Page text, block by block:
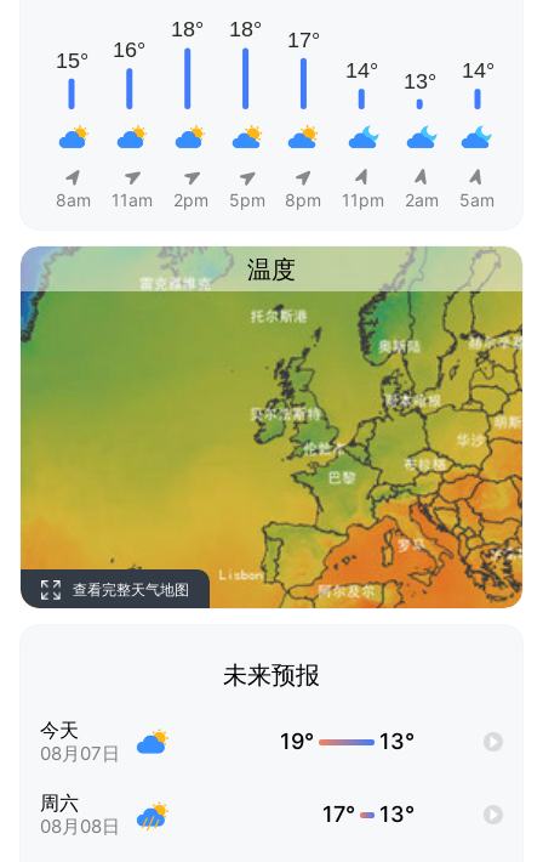
8am 11am 2pm 5pm 8pm 11pm 2am 5am
温度
查看完整天气地图
未来预报
今天
08月07日 19° 13°
周六
08月08日 17° 13°